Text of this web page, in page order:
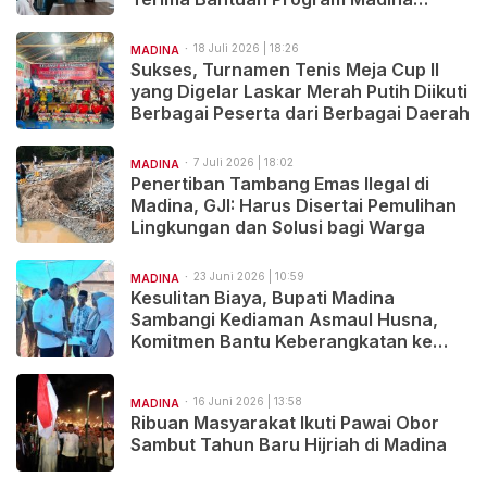
MADINA 18 Juli 2026 | 18:26
Sukses, Turnamen Tenis Meja Cup II
yang Digelar Laskar Merah Putih Diikuti
Berbagai Peserta dari Berbagai Daerah
MADINA 7 Juli 2026 | 18:02
Penertiban Tambang Emas Ilegal di
Madina, GJI: Harus Disertai Pemulihan
Lingkungan dan Solusi bagi Warga
MADINA 23 Juni 2026 | 10:59
Kesulitan Biaya, Bupati Madina
Sambangi Kediaman Asmaul Husna,
Komitmen Bantu Keberangkatan ke
MADINA 16 Juni 2026 | 13:58
Ribuan Masyarakat Ikuti Pawai Obor
Sambut Tahun Baru Hijriah di Madina